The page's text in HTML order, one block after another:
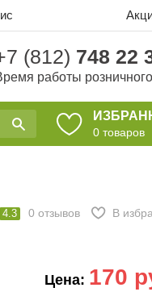
(812) 748 22
работы
0 товаров
4.3 0 отзывов В
Цена: 170